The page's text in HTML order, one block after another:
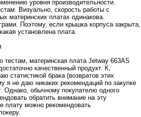
уровня производительности.
Визуально, скорость работы с
материнских платах одинакова.
Поэтому, если крышка корпуса закрыта,
установлена плата.
тестам, материнская плата Jetway 663AS
качественный продукт. К,
статистикой брака (возвратов этих
я не даю никаких рекомендаций по закупке
Однако, обычному покупателю одного
обратить внимание на эту
плату можно рекомендовать